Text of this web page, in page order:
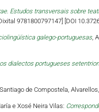
Estudos transversais sobre
9781800797147] [DOI
galego-portuguesas,
dialectos portugueses
de Compostela,
e Xosé Neira Vilas: